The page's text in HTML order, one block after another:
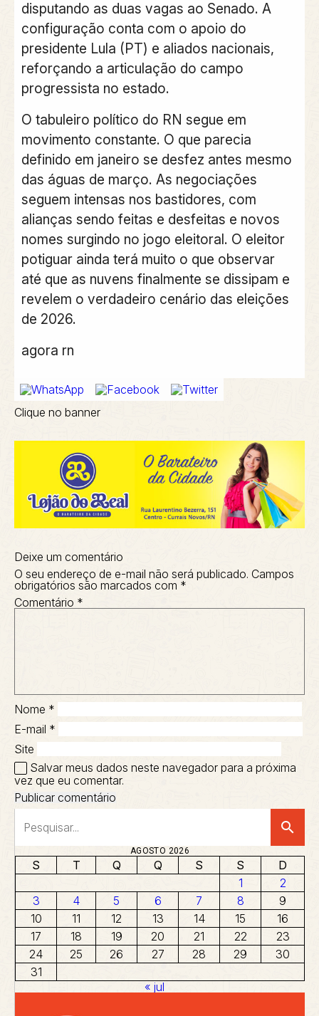
disputando as duas vagas ao Senado. A
configuração conta com o apoio do
presidente Lula (PT) e aliados nacionais,
reforçando a articulação do campo
progressista no estado.
O tabuleiro político do RN segue em
movimento constante. O que parecia
definido em janeiro se desfez antes mesmo
das águas de março. As negociações
seguem intensas nos bastidores, com
alianças sendo feitas e desfeitas e novos
nomes surgindo no jogo eleitoral. O eleitor
potiguar ainda terá muito o que observar
até que as nuvens finalmente se dissipam e
revelem o verdadeiro cenário das eleições
de 2026.
agora rn
Clique no banner
Deixe um comentário
O seu endereço de e-mail não será publicado. Campos
obrigatórios são marcados com *
Comentário *
Nome *
E-mail *
Site
Salvar meus dados neste navegador para a próxima
vez que eu comentar.
search
AGOSTO 2026
S T Q Q S S
D
1
2
3
4 5 6 7 8
9
10
11 12 13 14 15
16
17
18 19 20 21 22
23
24
25 26 27 28 29
30
31
« jul